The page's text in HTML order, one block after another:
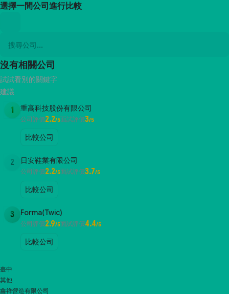
選擇一間公司進行比較
沒有相關公司
試試看別的關鍵字
建議
1 重高科技股份有限公司
公司評價2.2/5面試評價3/5
比較公司
2 日安鞋業有限公司
公司評價2.2/5面試評價3.7/5
比較公司
3 Forma(Twic)
公司評價2.9/5面試評價4.4/5
比較公司
臺中
其他
鑫祥營造有限公司